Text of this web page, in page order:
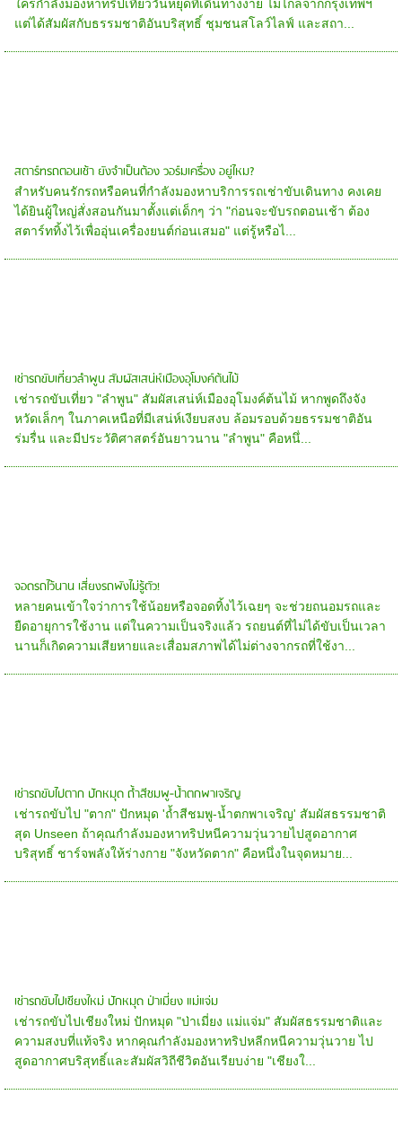
ใครกำลังมองหาทริปเที่ยววันหยุดที่เดินทางง่าย ไม่ไกลจากกรุงเทพฯ
แต่ได้สัมผัสกับธรรมชาติอันบริสุทธิ์ ชุมชนสโลว์ไลฟ์ และสถา...
สตาร์ทรถตอนเช้า ยังจำเป็นต้อง วอร์มเครื่อง อยู่ไหม?
สำหรับคนรักรถหรือคนที่กำลังมองหาบริการรถเช่าขับเดินทาง คงเคย
ได้ยินผู้ใหญ่สั่งสอนกันมาตั้งแต่เด็กๆ ว่า "ก่อนจะขับรถตอนเช้า ต้อง
สตาร์ททิ้งไว้เพื่ออุ่นเครื่องยนต์ก่อนเสมอ" แต่รู้หรือไ...
เช่ารถขับเที่ยวลำพูน สัมผัสเสน่ห์เมืองอุโมงค์ต้นไม้
เช่ารถขับเที่ยว "ลำพูน" สัมผัสเสน่ห์เมืองอุโมงค์ต้นไม้ หากพูดถึงจัง
หวัดเล็กๆ ในภาคเหนือที่มีเสน่ห์เงียบสงบ ล้อมรอบด้วยธรรมชาติอัน
ร่มรื่น และมีประวัติศาสตร์อันยาวนาน "ลำพูน" คือหนึ่...
จอดรถไว้นาน เสี่ยงรถพังไม่รู้ตัว!
หลายคนเข้าใจว่าการใช้น้อยหรือจอดทิ้งไว้เฉยๆ จะช่วยถนอมรถและ
ยืดอายุการใช้งาน แต่ในความเป็นจริงแล้ว รถยนต์ที่ไม่ได้ขับเป็นเวลา
นานก็เกิดความเสียหายและเสื่อมสภาพได้ไม่ต่างจากรถที่ใช้งา...
เช่ารถขับไปตาก ปักหมุด ถ้ำสีชมพู-น้ำตกพาเจริญ
เช่ารถขับไป "ตาก" ปักหมุด 'ถ้ำสีชมพู-น้ำตกพาเจริญ' สัมผัสธรรมชาติ
สุด Unseen ถ้าคุณกำลังมองหาทริปหนีความวุ่นวายไปสูดอากาศ
บริสุทธิ์ ชาร์จพลังให้ร่างกาย "จังหวัดตาก" คือหนึ่งในจุดหมาย...
เช่ารถขับไปเชียงใหม่ ปักหมุด ป่าเมี่ยง แม่แจ่ม
เช่ารถขับไปเชียงใหม่ ปักหมุด "ป่าเมี่ยง แม่แจ่ม" สัมผัสธรรมชาติและ
ความสงบที่แท้จริง หากคุณกำลังมองหาทริปหลีกหนีความวุ่นวาย ไป
สูดอากาศบริสุทธิ์และสัมผัสวิถีชีวิตอันเรียบง่าย "เชียงใ...